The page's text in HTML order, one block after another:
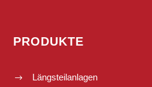
PRODUKTE
$ Längsteilanlagen